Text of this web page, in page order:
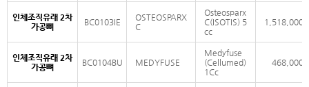
인체조직유래 2차
가공뼈
BC0103IE
OSTEOSPARX
C
Osteosparx
C(ISOTIS) 5
cc
1,518,000
인체조직유래 2차
가공뼈
BC0104BU MEDYFUSE
Medyfuse
(Cellumed)
1Cc
468,000